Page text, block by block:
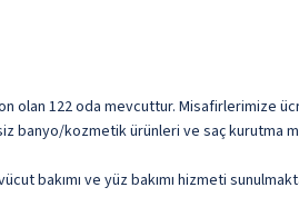
olan 122 oda mevcuttur. Misafirlerimize
banyo/kozmetik ürünleri ve saç kurutma
bakımı ve yüz bakımı hizmeti